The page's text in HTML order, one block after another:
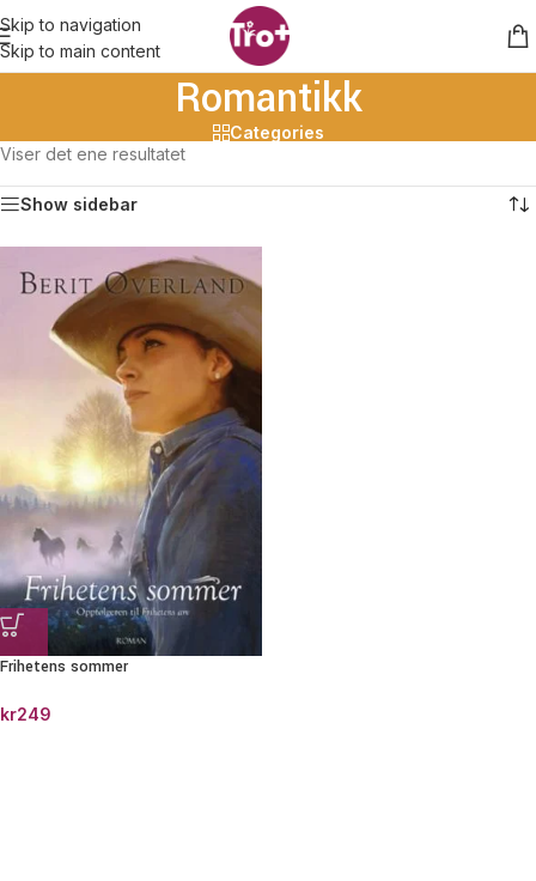
Skip to navigation
Skip to main content
Romantikk
Categories
Viser det ene resultatet
Show sidebar
Frihetens sommer
kr249